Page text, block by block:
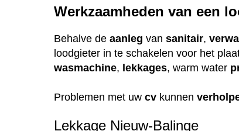
Werkzaamheden van een
Behalve deaanleg vansanitair,
loodgieter in te schakelen voor het
wasmachine, lekkages, warm water
Problemen met uwcv kunnen
Lekkage Nieuw-Balinge